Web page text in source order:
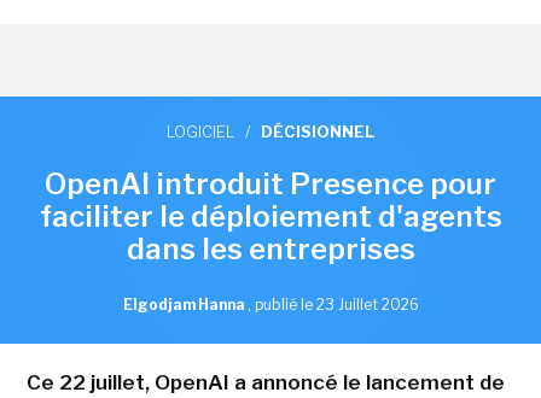
LOGICIEL / DÉCISIONNEL
OpenAI introduit Presence pour
faciliter le déploiement d'agents
dans les entreprises
Elgodjam Hanna , publié le 23 Juillet 2026
Ce 22 juillet, OpenAI a annoncé le lancement de